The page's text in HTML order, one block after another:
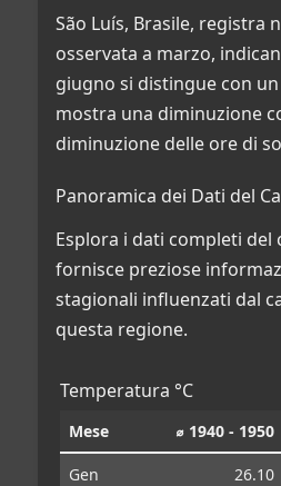
São Luís, Brasile,
osservata a marzo,
giugno si distingue con
mostra una diminuzione
diminuzione delle ore di
Panoramica dei Dati del
Esplora i dati completi del
fornisce preziose
stagionali influenzati dal
questa regione.
Temperatura °C
Mese ⌀ 1940 - 1950
Gen 26.10